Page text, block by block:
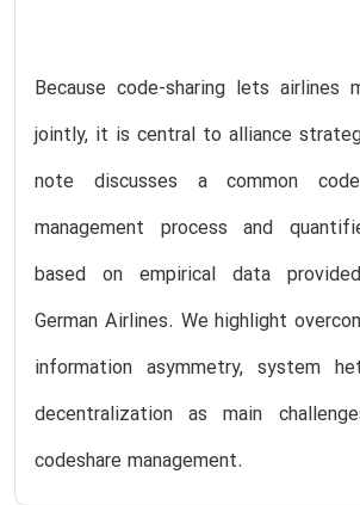
Because code-sharing lets airlines
jointly, it is central to alliance
note discusses a common
management process and
based on empirical data
German Airlines. We highlight
information asymmetry, system
decentralization as main
codeshare management.